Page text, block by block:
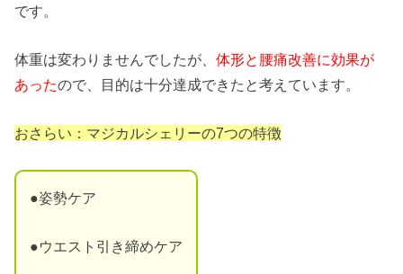
です。
体重は変わりませんでしたが、体形と腰痛改善に効果が
あったので、目的は十分達成できたと考えています。
おさらい：マジカルシェリーの7つの特徴
●姿勢ケア
●ウエスト引き締めケア